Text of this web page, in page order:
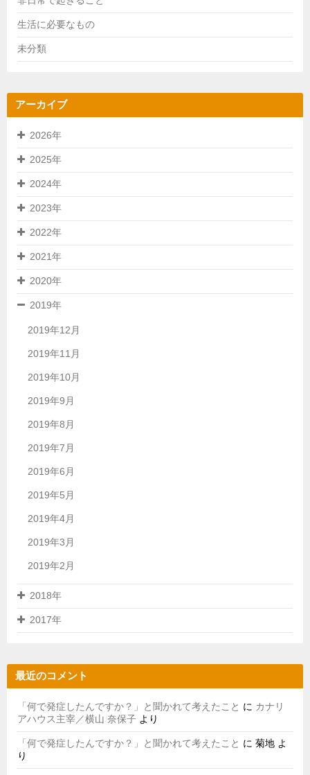
生活に必要なもの
未分類
アーカイブ
2026年
2025年
2024年
2023年
2022年
2021年
2020年
2019年
2019年12月
2019年11月
2019年10月
2019年9月
2019年8月
2019年7月
2019年6月
2019年5月
2019年4月
2019年3月
2019年2月
2018年
2017年
最近のコメント
「何で発症したんですか？」と聞かれて考えたこと に カナリ
アハウス主宰／横山 奈保子 より
「何で発症したんですか？」と聞かれて考えたこと に 菊地 よ
り